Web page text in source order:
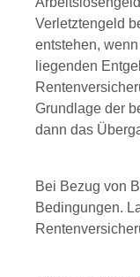
Verletztengeld
entstehen,
liegenden
Grundlage der
dann das
Bei Bezug von
Bedingungen.